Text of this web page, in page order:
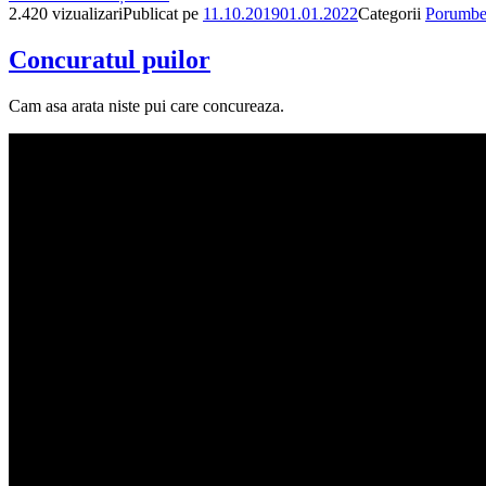
2.420 vizualizariPublicat pe 11.10.201901.01.2022Categorii
Concuratul puilor
Cam asa arata niste pui care concureaza.